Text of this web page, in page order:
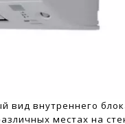
вид внутреннего
местах на